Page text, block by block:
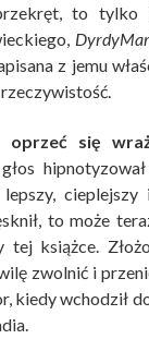
to tylko
z jemu
oprzeć się
głos
cieplejszy
to może
tej książce.
zwolnić i
kiedy wchodził